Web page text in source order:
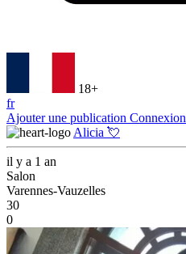
18+
fr
Ajouter une publication Connexion
Alicia 💘
il y a 1 an
Salon
Varennes-Vauzelles
30
0